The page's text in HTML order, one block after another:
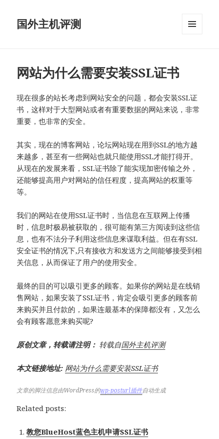
国外主机评测
网站为什么需要安装SSL证书
现在很多的站长考虑到网站安全的问题，都会安装SSL证
书，这样对于大型网站或者有重要数据的网站来说，非常
重要，也非常的安全。
其实，现在的博客网站，论坛网站现在用到SSL的地方越
来越多，甚至有一些网站也就只能使用SSL才能打得开。
从现在的发展来看，SSL证书除了能实现加密传输之外，
还能够提高用户对网站的信任程度，提高网站的权重等
等。
我们的网站在使用SSL证书时，当信息在互联网上传播
时，信息时极易被获取的，很可能有第三方阅读到这些信
息，也有不法分子利用这些信息来谋取利益。但在有SSL
安全证书的情况下,只有接收方和发送方之间能够接受到相
关信息，从而保证了用户的使用安全。
最终的目的可以吸引更多的顾客。如果你的网站是在线销
售网站，如果安装了SSL证书，肯定会吸引更多的顾客前
来购买并且付款的，如果连最基本的保障都没有，又怎么
会有顾客愿意来购买呢?
原创文章，转载请注明： 转载自国外主机评测
本文链接地址: 网站为什么需要安装SSL证书
文章的脚注信息由WordPress的wp-posturl插件自动生成
Related posts:
教您BlueHost蓝色主机申请SSL证书